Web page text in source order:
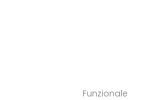
Funzionale